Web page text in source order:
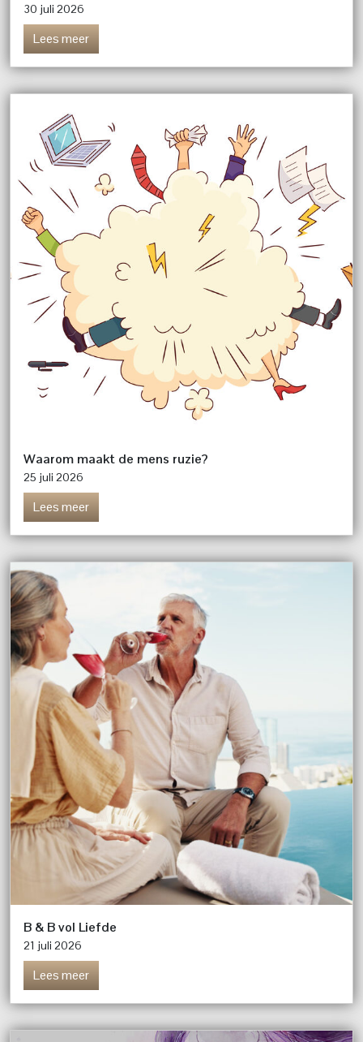
30 juli 2026
Lees meer
Waarom maakt de mens ruzie?
25 juli 2026
Lees meer
B & B vol Liefde
21 juli 2026
Lees meer